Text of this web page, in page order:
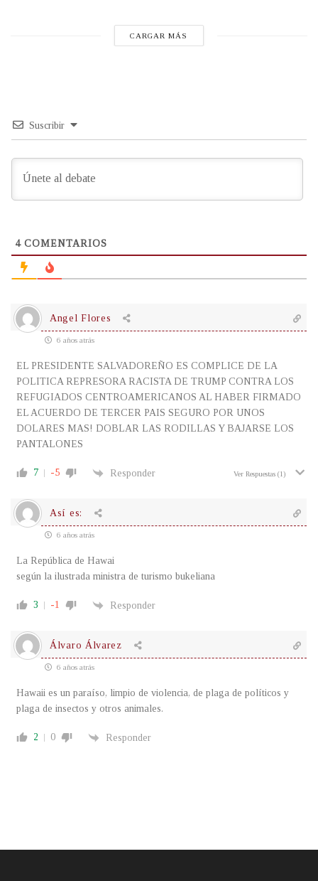
CARGAR MÁS
Suscribir
4COMENTARIOS
Angel Flores
6 años atrás
EL PRESIDENTE SALVADOREÑO ES COMPLICE DE LA
POLITICA REPRESORA RACISTA DE TRUMP CONTRA LOS
REFUGIADOS CENTROAMERICANOS AL HABER FIRMADO
EL ACUERDO DE TERCER PAIS SEGURO POR UNOS
DOLARES MAS! DOBLAR LAS RODILLAS Y BAJARSE LOS
PANTALONES
7 -5 Responder Ver Respuestas (1)
Así es:
6 años atrás
La República de Hawai
según la ilustrada ministra de turismo bukeliana
3 -1 Responder
Álvaro Álvarez
6 años atrás
Hawaii es un paraíso, limpio de violencia, de plaga de políticos y
plaga de insectos y otros animales.
2 0 Responder